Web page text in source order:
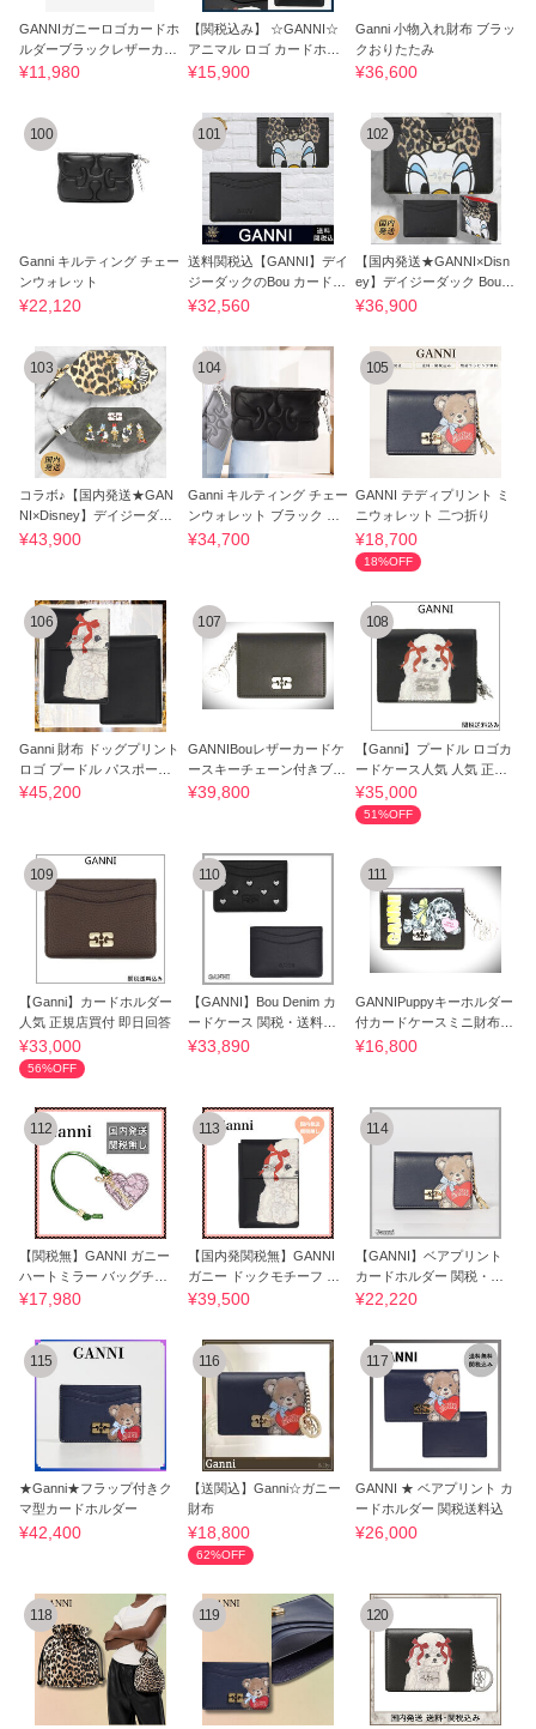
GANNIガニーロゴカードホ
ルダーブラックレザーカー
ドケース人気
¥11,980
【関税込み】 ☆GANNI☆
アニマル ロゴ カードホル
ダー
¥15,900
Ganni 小物入れ財布 ブラッ
クおりたたみ
¥36,600
100
Ganni キルティング チェー
ンウォレット
¥22,120
101
送料関税込【GANNI】デイ
ジーダックのBou カードホ
ルダー
¥32,560
102
【国内発送★GANNI×Disn
ey】デイジーダック Bou
カードホルダー
¥36,900
103
コラボ♪【国内発送★GAN
NI×Disney】デイジーダッ
ク キーリング
¥43,900
104
Ganni キルティング チェー
ンウォレット ブラック レ
ザー 新作
¥34,700
105
GANNI テディプリント ミ
ニウォレット 二つ折り
¥18,700
18%OFF
106
Ganni 財布 ドッグプリント
ロゴ プードル パスポート
ケース
¥45,200
107
GANNIBouレザーカードケ
ースキーチェーン付きブラ
ックレディース
¥39,800
108
【Ganni】プードル ロゴカ
ードケース人気 人気 正規
店買付
¥35,000
51%OFF
109
【Ganni】カードホルダー
人気 正規店買付 即日回答
¥33,000
56%OFF
110
【GANNI】Bou Denim カ
ードケース 関税・送料込
み
¥33,890
111
GANNIPuppyキーホルダー
付カードケースミニ財布コ
インケース
¥16,800
112
【関税無】GANNI ガニー
ハートミラー バッグチャ
ーム
¥17,980
113
【国内発関税無】GANNI
ガニー ドックモチーフ 折
りたたみ財布
¥39,500
114
【GANNI】ベアプリント
カードホルダー 関税・送
料込み
¥22,220
115
★Ganni★フラップ付きク
マ型カードホルダー
¥42,400
116
【送関込】Ganni☆ガニー
財布
¥18,800
62%OFF
117
GANNI ★ ベアプリント カ
ードホルダー 関税送料込
¥26,000
118 119 120